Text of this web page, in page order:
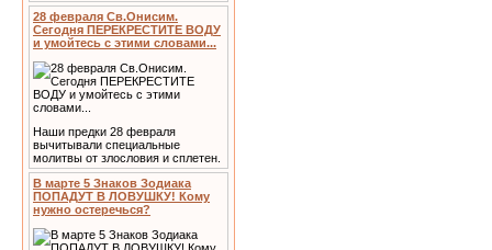
28 февраля Св.Онисим.
Сегодня ПЕРЕКРЕСТИТЕ ВОДУ
и умойтесь с этими словами...
Наши предки 28 февраля
вычитывали специальные
молитвы от злословия и сплетен.
В марте 5 Знаков Зодиака
ПОПАДУТ В ЛОВУШКУ! Кому
нужно остеречься?